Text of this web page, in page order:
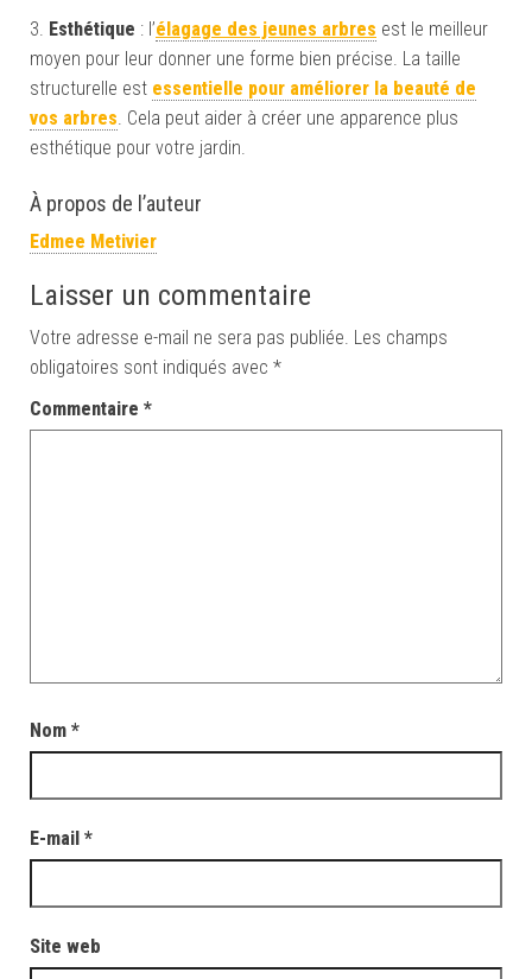
3. Esthétique : l’élagage des jeunes arbres est le meilleur
moyen pour leur donner une forme bien précise. La taille
structurelle est essentielle pour améliorer la beauté de
vos arbres. Cela peut aider à créer une apparence plus
esthétique pour votre jardin.
À propos de l’auteur
Edmee Metivier
Laisser un commentaire
Votre adresse e-mail ne sera pas publiée. Les champs
obligatoires sont indiqués avec *
Commentaire *
Nom *
E-mail *
Site web